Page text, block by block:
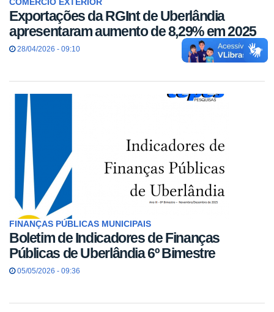
COMÉRCIO EXTERIOR
Exportações da RGInt de Uberlândia
apresentaram aumento de 8,29% em 2025
28/04/2026 - 09:10
FINANÇAS PÚBLICAS MUNICIPAIS
Boletim de Indicadores de Finanças
Públicas de Uberlândia 6º Bimestre
05/05/2026 - 09:36